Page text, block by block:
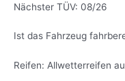
Nächster TÜV: 08/26
Ist das Fahrzeug
Reifen: Allwetterreifen